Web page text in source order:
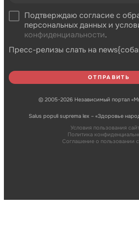
Подтверждаю согласие с
персональных данных и
конфиденциальности.
Пресс-релизы слать на
© 2005-2026 Независимый портал
Salus populi suprema lex – «Здоровье
Условия пользования
Политика
Соглашение о пользовании